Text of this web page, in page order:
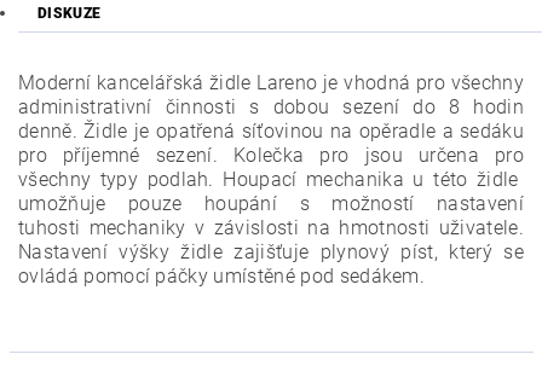
DISKUZE
Moderní kancelářská židle Lareno je vhodná pro všechny
administrativní činnosti s dobou sezení do 8 hodin
denně. Židle je opatřená síťovinou na opěradle a sedáku
pro příjemné sezení. Kolečka pro jsou určena pro
všechny typy podlah. Houpací mechanika u této židle
umožňuje pouze houpání s možností nastavení
tuhosti mechaniky v závislosti na hmotnosti uživatele.
Nastavení výšky židle zajišťuje plynový píst, který se
ovládá pomocí páčky umístěné pod sedákem.